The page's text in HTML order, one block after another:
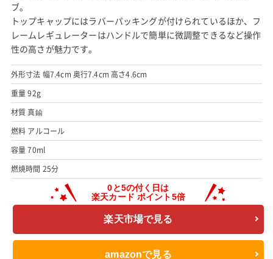
ブ。
トップキャップにはラバーパッキングが付けられているほか、フ
レームレギュレーターはハンドルで簡単に微調整できるなど操作
性の高さが魅力です。
外形寸法 幅7.4cm 奥行7.4cm 高さ4.6cm
重量 92g
材質 真鍮
燃料 アルコール
容量 70ml
燃焼時間 25分
楽天市場で見る
amazonで見る